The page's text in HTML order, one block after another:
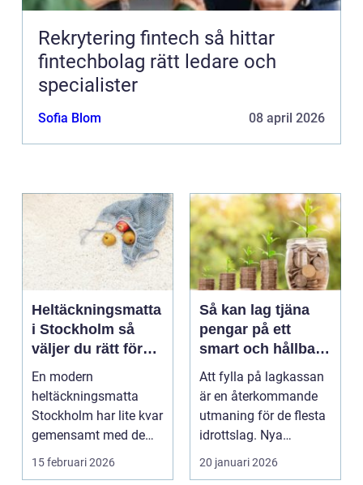
Rekrytering fintech så hittar
fintechbolag rätt ledare och
specialister
Sofia Blom 08 april 2026
Heltäckningsmatta
i Stockholm så
väljer du rätt för
hem och kontor
En modern
heltäckningsmatta
Stockholm har lite kvar
gemensamt med de
platta, trista varianter
15 februari 2026
Så kan lag tjäna
pengar på ett
smart och hållbart
sätt
Att fylla på lagkassan
är en återkommande
utmaning för de flesta
idrottslag. Nya
matchställ, cuper, ...
20 januari 2026